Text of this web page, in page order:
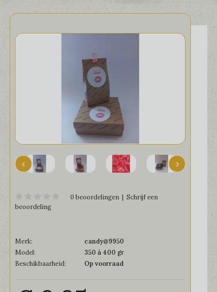
0 beoordelingen | Schrijf een
beoordeling
Merk:
candy@9950
Model:
350 à 400 gr
Beschikbaarheid:
Op voorraad